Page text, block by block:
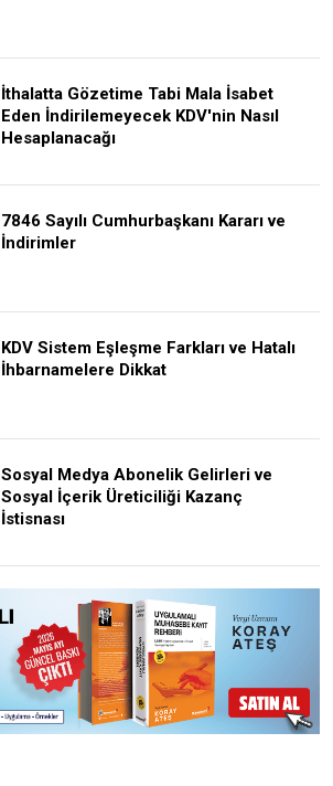
İthalatta Gözetime Tabi Mala İsabet
Eden İndirilemeyecek KDV'nin Nasıl
Hesaplanacağı
7846 Sayılı Cumhurbaşkanı Kararı ve
İndirimler
KDV Sistem Eşleşme Farkları ve Hatalı
İhbarnamelere Dikkat
Sosyal Medya Abonelik Gelirleri ve
Sosyal İçerik Üreticiliği Kazanç
İstisnası